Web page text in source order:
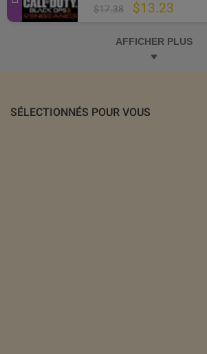
$17.38 $13.23
AFFICHER PLUS
SÉLECTIONNÉS POUR VOUS